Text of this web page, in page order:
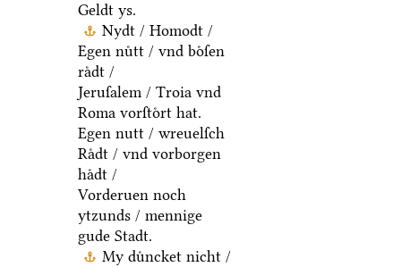
Geldt ys.
Nydt / Homodt /
Egen nuͤtt / vnd boͤſen
raͤdt /
Jeruſalem / Troia vnd
Roma vorſtoͤrt hat.
Egen nutt / wreuelſch
Raͤdt / vnd vorborgen
haͤdt /
Vorderuen noch
ytzunds / mennige
gude Stadt.
My duͤncket nicht /